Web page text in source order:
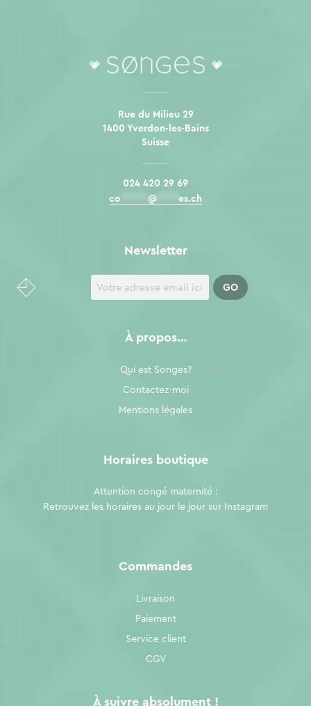
Rue du Milieu 29
1400 Yverdon-les-Bains
Suisse
024 420 29 69
co
@ es.ch
Commandes
Livraison
Paiement
Service client
CGV
À suivre absolument !
À propos…
Qui est Songes?
Contactez-moi
Mentions légales
Newsletter
Horaires boutique
Attention congé maternité :
Retrouvez les horaires au jour le jour sur
Instagram